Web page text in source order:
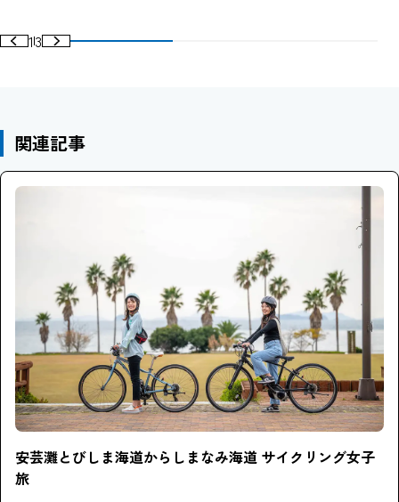
13
関連記事
安芸灘とびしま海道からしまなみ海道 サイクリング女子
旅